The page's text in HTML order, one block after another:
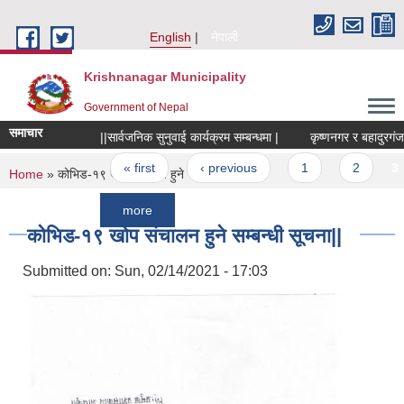
English
नेपाली
Krishnanagar Municipality
Government of Nepal
समाचार ||सार्वजनिक सुनुवाई कार्यक्रम सम्बन्धमा | कृष्णनगर र बहादुरगंज
Pages
« first ‹ previous
more
You are here
Home » कोभिड-१९ खोप संचालन हुने सम्बन्धी सूचना||
कोभिड-१९ खोप संचालन हुने सम्बन्धी सूचना||
Submitted on: Sun, 02/14/2021 - 17:03